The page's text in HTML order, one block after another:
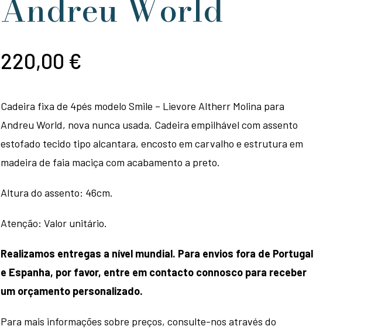
Andreu World
220,00 €
Cadeira fixa de 4pés modelo Smile – Lievore Altherr Molina para
Andreu World, nova nunca usada. Cadeira empilhável com assento
estofado tecido tipo alcantara, encosto em carvalho e estrutura em
madeira de faia maciça com acabamento a preto.
Altura do assento: 46cm.
Atenção: Valor unitário.
Realizamos entregas a nível mundial. Para envios fora de Portugal
e Espanha, por favor, entre em contacto connosco para receber
um orçamento personalizado.
Para mais informações sobre preços, consulte-nos através do